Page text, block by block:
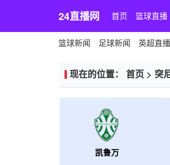
24直播网 首页 篮球直播
篮球新闻 足球新闻 英超直播
现在的位置： 首页 > 突
凯鲁万